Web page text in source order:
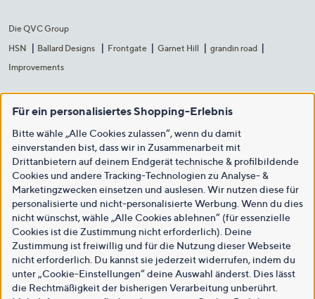
Die QVC Group
HSN
Ballard Designs Frontgate Garnet Hill
grandin road
Improvements
Für ein personalisiertes Shopping-Erlebnis
Bitte wähle „Alle Cookies zulassen“, wenn du damit
einverstanden bist, dass wir in Zusammenarbeit mit
Drittanbietern auf deinem Endgerät technische & profilbildende
Cookies und andere Tracking-Technologien zu Analyse- &
Marketingzwecken einsetzen und auslesen. Wir nutzen diese für
personalisierte und nicht-personalisierte Werbung. Wenn du dies
nicht wünschst, wähle „Alle Cookies ablehnen“ (für essenzielle
Cookies ist die Zustimmung nicht erforderlich). Deine
Zustimmung ist freiwillig und für die Nutzung dieser Webseite
nicht erforderlich. Du kannst sie jederzeit widerrufen, indem du
unter „Cookie-Einstellungen“ deine Auswahl änderst. Dies lässt
die Rechtmäßigkeit der bisherigen Verarbeitung unberührt.